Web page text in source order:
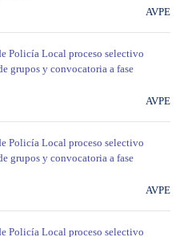
AVPE
Policía Local proceso selectivo
grupos y convocatoria a fase
AVPE
Policía Local proceso selectivo
grupos y convocatoria a fase
AVPE
Policía Local proceso selectivo